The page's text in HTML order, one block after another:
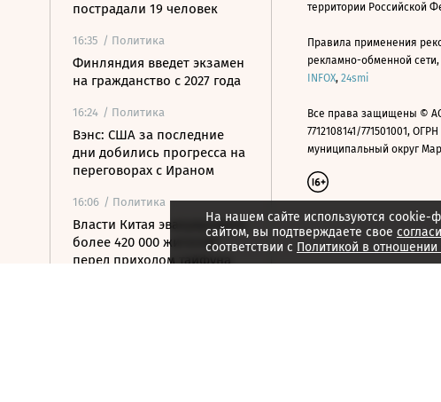
пострадали 19 человек
16:35 / Политика
Финляндия введет экзамен
на гражданство с 2027 года
16:24 / Политика
Вэнс: США за последние
дни добились прогресса на
переговорах с Ираном
16:06 / Политика
Власти Китая эвакуировали
более 420 000 жителей
перед приходом тайфуна
На нашем сайте используются cookie-
сайтом, вы подтверждаете свое
соответствии с Политикой в
территории Российской
Правила применения
рекламно-обменной
INFOX, 24smi
Все права защищены ©
7712108141/771501001,
муниципальный округ